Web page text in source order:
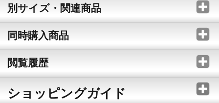
別サイズ・関連商品
同時購入商品
閲覧履歴
ショッピングガイド